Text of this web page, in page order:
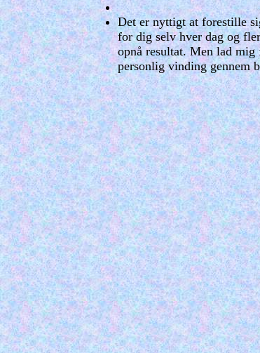
Det er nyttigt at forestille
for dig selv hver dag og
opnå resultat. Men lad
personlig vinding gennem